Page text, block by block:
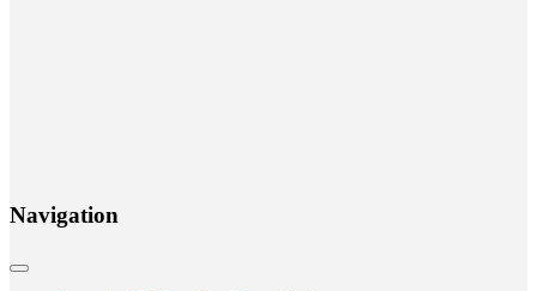
Navi­ga­ti­on